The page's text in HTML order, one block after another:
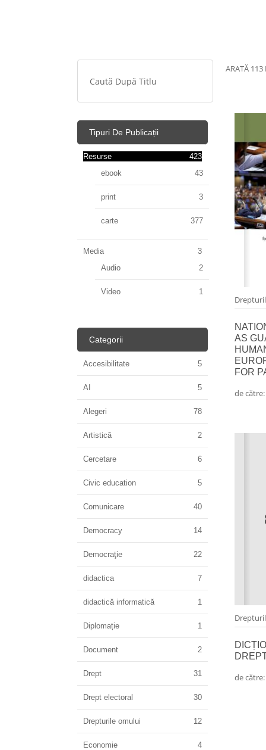
ARATĂ 113
AS
FOR
de către:
de către:
Tipuri De Publicații
Resurse
423
ebook
43
print 3
carte 377
Media
3
Audio
2
Video 1
Categorii
Accesibilitate 5
AI 5
Alegeri 78
Artistică 2
Cercetare 6
Civic education 5
Comunicare 40
Democracy 14
Democraţie 22
didactica 7
didactică informatică 1
Diplomație 1
Document 2
Drept 31
Drept electoral 30
Drepturile omului 12
Economie 4